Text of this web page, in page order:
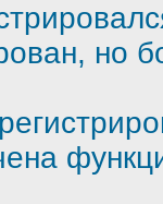
но